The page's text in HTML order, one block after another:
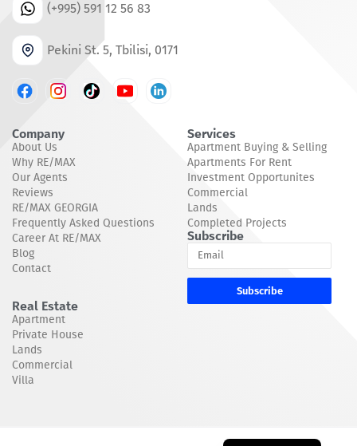
(+995) 591 12 56 83
Pekini St. 5, Tbilisi, 0171
Company
About Us
Why RE/MAX
Our Agents
Reviews
RE/MAX GEORGIA
Frequently Asked Questions
Career At RE/MAX
Blog
Contact
Real Estate
Apartment
Private House
Lands
Commercial
Villa
Services
Apartment Buying & Selling
Apartments For Rent
Investment Opportunites
Commercial
Lands
Completed Projects
Subscribe
Subscribe